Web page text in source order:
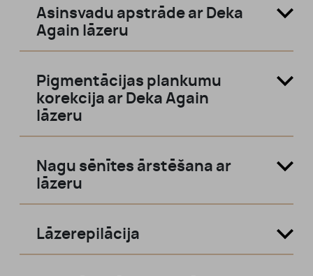
Asinsvadu apstrāde ar Deka
Again lāzeru
Pigmentācijas plankumu
korekcija ar Deka Again
lāzeru
Nagu sēnītes ārstēšana ar
lāzeru
Lāzerepilācija